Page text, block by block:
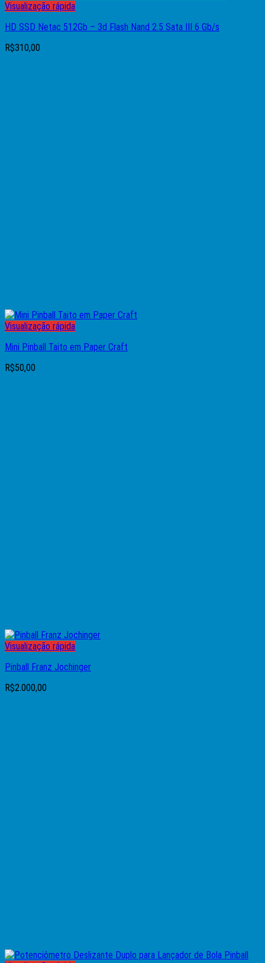
Visualização rápida
HD SSD Netac 512Gb – 3d Flash Nand 2.5 Sata III 6 Gb/s
R$310,00
Visualização rápida
Mini Pinball Taito em Paper Craft
R$50,00
Visualização rápida
Pinball Franz Jochinger
R$2.000,00